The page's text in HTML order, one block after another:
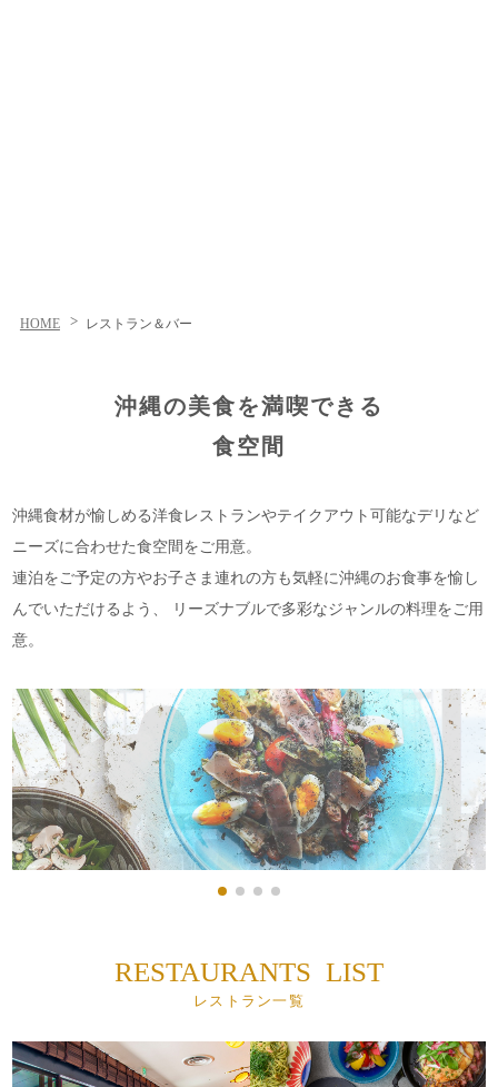
HOME レストラン＆バー
沖縄の美食を満喫できる
食空間
沖縄食材が愉しめる洋食レストランやテイクアウト可能なデリなど
ニーズに合わせた食空間をご用意。
連泊をご予定の方やお子さま連れの方も気軽に沖縄のお食事を愉し
んでいただけるよう、
リーズナブルで多彩なジャンルの料理をご用
意。
RESTAURANTS LIST
レストラン一覧